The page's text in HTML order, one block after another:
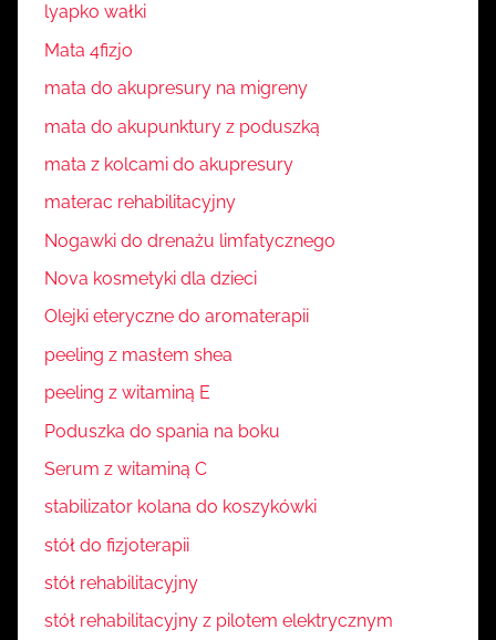
lyapko wałki
Mata 4fizjo
mata do akupresury na migreny
mata do akupunktury z poduszką
mata z kolcami do akupresury
materac rehabilitacyjny
Nogawki do drenażu limfatycznego
Nova kosmetyki dla dzieci
Olejki eteryczne do aromaterapii
peeling z masłem shea
peeling z witaminą E
Poduszka do spania na boku
Serum z witaminą C
stabilizator kolana do koszykówki
stół do fizjoterapii
stół rehabilitacyjny
stół rehabilitacyjny z pilotem elektrycznym